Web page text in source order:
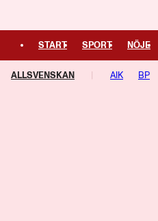
START SPORT NÖJE
TIPSA KULTUR
ALLSVENSKAN AIK BP